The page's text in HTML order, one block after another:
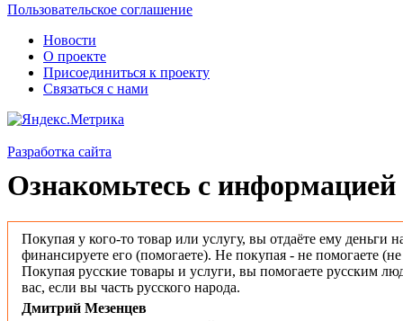
Пользовательское соглашение
Новости
О проекте
Присоединиться к проекту
Связаться с нами
Разработка сайта
Ознакомьтесь с информацией
Покупая у кого-то товар или услугу, вы отдаёте ему деньги
финансируете его (помогаете). Не покупая - не помогаете
Покупая русские товары и услуги, вы помогаете русским
вас, если вы часть русского народа.
Дмитрий Мезенцев